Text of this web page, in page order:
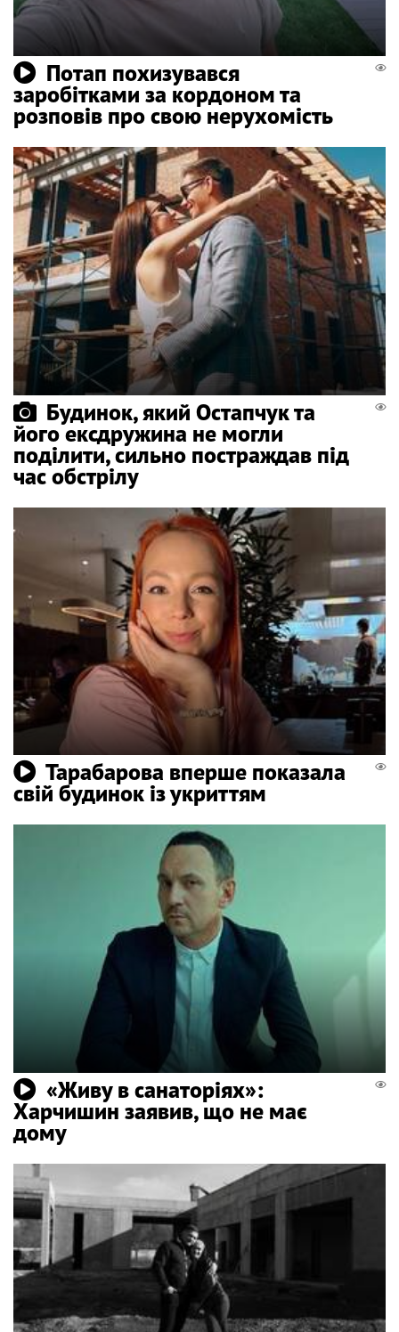
Потап похизувався
заробітками за кордоном та
розповів про свою нерухомість
Будинок, який Остапчук та
його ексдружина не могли
поділити, сильно постраждав під
час обстрілу
Тарабарова вперше показала
свій будинок із укриттям
«Живу в санаторіях»:
Харчишин заявив, що не має
дому